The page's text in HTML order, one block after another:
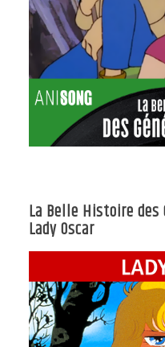
La Belle Histoire des
Lady Oscar